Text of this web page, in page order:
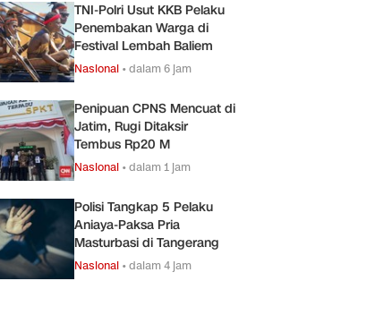
TNI-Polri Usut KKB Pelaku
Penembakan Warga di
Festival Lembah Baliem
Nasional •dalam 6 jam
Penipuan CPNS Mencuat di
Jatim, Rugi Ditaksir
Tembus Rp20 M
Nasional •dalam 1 jam
Polisi Tangkap 5 Pelaku
Aniaya-Paksa Pria
Masturbasi di Tangerang
Nasional •dalam 4 jam